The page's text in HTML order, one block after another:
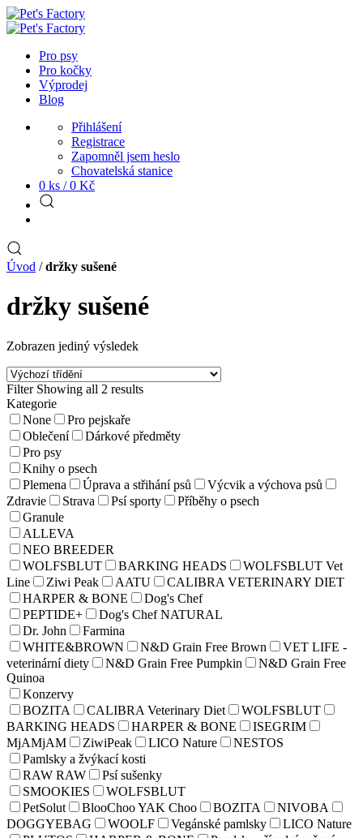
Pro psy
Pro kočky
Výprodej
Blog
Přihlášení
Registrace
Zapomněl jsem heslo
Chovatelská stanice
0 ks / 0 Kč
Úvod /držky sušené
držky sušené
Zobrazen jediný výsledek
Filter Showing all 2 results
Kategorie
None
Pro pejskaře
Oblečení
Dárkové předměty
Pro psy
Knihy o psech
Plemena
Úprava a střihání psů
Výcvik a výchova psů
Zdravie
Strava Psí sporty
Příběhy o psech
Granule
ALLEVA
NEO BREEDER
WOLFSBLUT
BARKING HEADS
WOLFSBLUT Vet
Line
Ziwi Peak AATU
CALIBRA VETERINARY DIET
HARPER & BONE
Dog's Chef
PEPTIDE+
Dog's Chef NATURAL
Dr. John
Farmina
WHITE&BROWN
N&D Grain Free Brown
VET LIFE -
veterinární diety
N&D Grain Free Pumpkin
N&D Grain Free
Quinoa
Konzervy
BOZITA
CALIBRA Veterinary Diet
WOLFSBLUT
BARKING HEADS
HARPER & BONE
ISEGRIM
MjAMjAM
ZiwiPeak LICO Nature
NESTOS
Pamlsky a žvýkací kosti
RAW RAW
Psí sušenky
SMOOKIES
WOLFSBLUT
PetSolut
BlooChoo YAK Choo BOZITA
NIVOBA
DOGGYEBAG
WOOLF Vegánské pamlsky
LICO Nature